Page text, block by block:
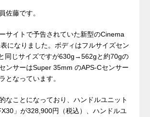
佐藤です。
サイトで予告されていた新型のCinema
になりました。ボディはフルサイズセン
同じサイズですが630g→562gと約70gの
ンサーはSuper 35mm のAPS-Cセンサー
となっています。
なことになっており、ハンドルユニット
」が328,900円（税込）、ハンドルユ